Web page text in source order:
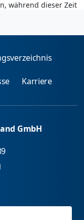
während dieser Zeit
Karriere
GmbH